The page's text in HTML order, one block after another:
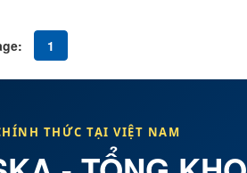
1
THỨC TẠIVIỆT NAM